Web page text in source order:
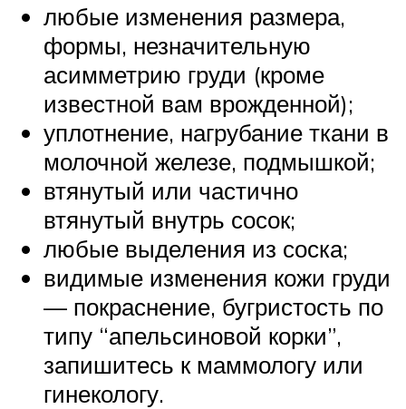
любые изменения размера,
формы, незначительную
асимметрию груди (кроме
известной вам врожденной);
уплотнение, нагрубание ткани в
молочной железе, подмышкой;
втянутый или частично
втянутый внутрь сосок;
любые выделения из соска;
видимые изменения кожи груди
— покраснение, бугристость по
типу “апельсиновой корки”,
запишитесь к маммологу или
гинекологу.